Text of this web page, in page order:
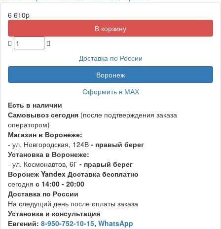
6 610p
Доставка по России
Воронеж
Оформить в МАХ
Есть в наличии
Самовывоз сегодня (после подтверждения заказа
оператором)
Магазин в Воронеже:
- ул. Новгородская, 124В - правый берег
Установка в Воронеже:
- ул. Космонавтов, 6Г - правый берег
Воронеж Yandex Доставка бесплатно
сегодня с 14:00 - 20:00
Доставка по России
На следущий день после оплаты заказа
Установка и консультация
Евгений: 8-950-752-10-15, WhatsApp